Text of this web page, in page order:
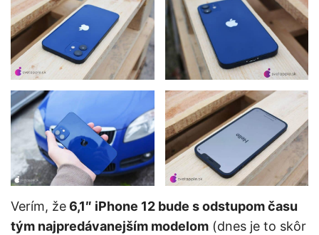
Verím, že6,1″ iPhone 12 bude s odstupom času
tým najpredávanejším modelom (dnes je to skôr